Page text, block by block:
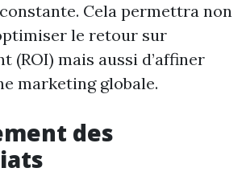
Cela permettra non
le retour sur
(ROI) mais aussi d’affiner
marketing globale.
des